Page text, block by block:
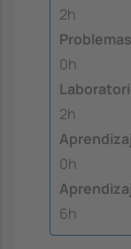
2h
Problemas
0h
2h
0h
6h